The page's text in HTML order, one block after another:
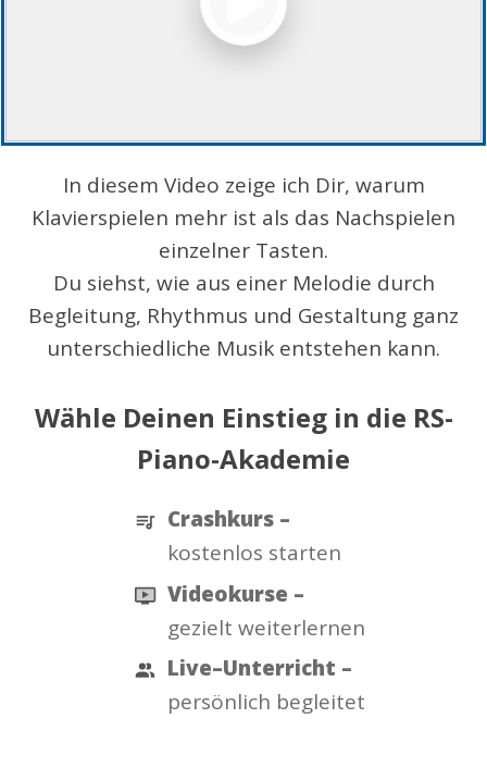
In diesem Video zeige ich Dir, warum
Klavierspielen mehr ist als das Nachspielen
einzelner Tasten.
Du siehst, wie aus einer Melodie durch
Begleitung, Rhythmus und Gestaltung ganz
unterschiedliche Musik entstehen kann.
Wähle Deinen Einstieg in die RS-
Piano-Akademie
Crashkurs –
kostenlos starten
Videokurse –
gezielt weiterlernen
Live–Unterricht –
persönlich begleitet